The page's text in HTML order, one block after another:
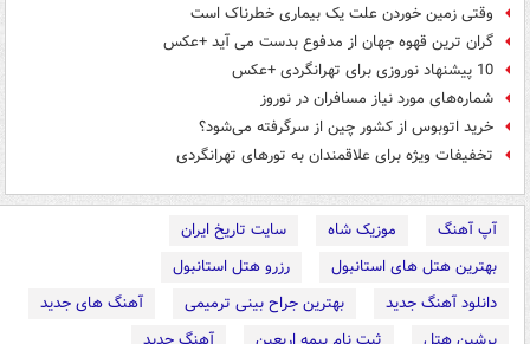
وقتی زمین خوردن علت یک بیماری خطرناک است
گران ترین قهوه جهان از مدفوع بدست می آید +عکس
10 پیشنهاد نوروزی برای تهرانگردی +عکس
شماره‌های مورد نیاز مسافران در نوروز
خرید اتوبوس از کشور چین از سرگرفته می‌شود؟
تخفیفات ویژه برای علاقمندان به تورهای تهرانگردی
آپ آهنگ موزیک شاه
سایت تاریخ ایران
بهترین هتل های استانبول
رزرو هتل استانبول
دانلود آهنگ جدید
بهترین جراح بینی ترمیمی
آهنگ های جدید